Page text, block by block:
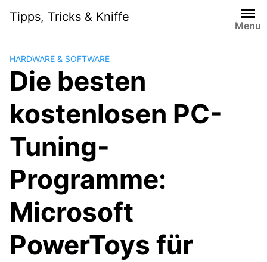
content
Tipps, Tricks & Kniffe
Menu
HARDWARE & SOFTWARE
Die besten
kostenlosen PC-
Tuning-
Programme:
Microsoft
PowerToys für